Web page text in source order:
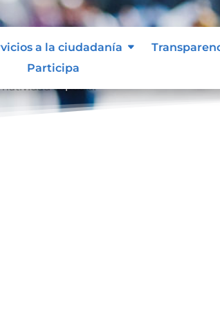
a la ciudadanía
Participa